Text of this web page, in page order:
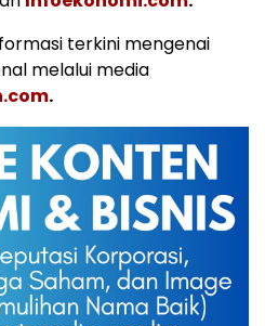
terkini mengenai
melalui media
.